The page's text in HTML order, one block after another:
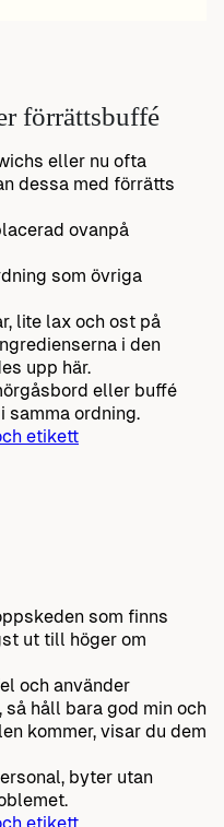
förrättsbuffé
eller nu ofta
dessa med förrätts
ovanpå
som övriga
lite lax och ost på
i den
upp här.
eller buffé
samma ordning.
etikett
som finns
ut till höger om
och använder
håll bara god min och
kommer, visar du dem
byter utan